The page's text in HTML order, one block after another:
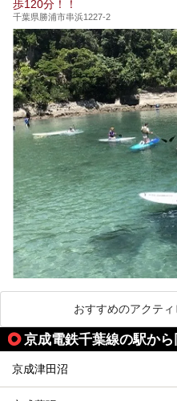
歩120分！！
千葉県勝浦市串浜1227-2
おすすめのアクテ
京成電鉄千葉線の駅か
京成津田沼